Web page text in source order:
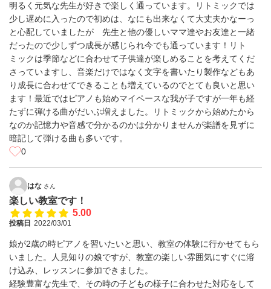
明るく元気な先生が好きで楽しく通っています。リトミックでは
少し遅めに入ったので初めは、なにも出来なくて大丈夫かなーっ
と心配していましたが 先生と他の優しいママ達やお友達と一緒
だったので少しずつ成長が感じられ今でも通っています！リト
ミックは季節などに合わせて子供達が楽しめることを考えてくだ
さっていますし、音楽だけではなく文字を書いたり製作などもあ
り成長に合わせてできることも増えているのでとても良いと思い
ます！最近ではピアノも始めマイペースな我が子ですが一年も経
たずに弾ける曲がだいぶ増えました。リトミックから始めたから
なのか記憶力や音感で分かるのかは分かりませんが楽譜を見ずに
暗記して弾ける曲も多いです。
0
はな さん
楽しい教室です！
5.00
投稿日 2022/03/01
娘が2歳の時ピアノを習いたいと思い、教室の体験に行かせてもら
いました。人見知りの娘ですが、教室の楽しい雰囲気にすぐに溶
け込み、レッスンに参加できました。
経験豊富な先生で、その時の子どもの様子に合わせた対応をして